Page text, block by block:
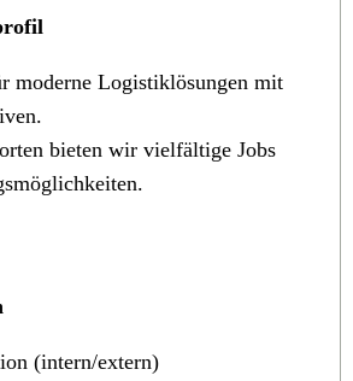
mit Verantwortung, Perspektive
moderne Logistiklösungen mit
bieten wir vielfältige Jobs
(intern/extern)